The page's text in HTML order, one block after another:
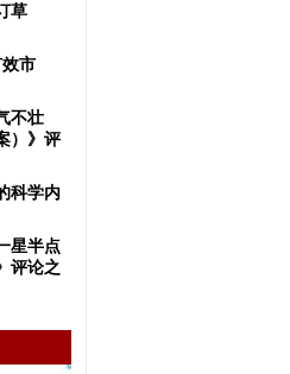
草
市
不壮
）》评
科学内
星半点
评论之